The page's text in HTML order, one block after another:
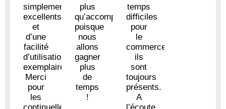
simplement
excellents
et
d’une
facilité
d’utilisation
exemplaire.
Merci
pour
les
plus
qu’accomplie
puisque
nous
allons
gagner
plus
de
temps
!
temps
difficiles
pour
le
commerce,
ils
sont
toujours
présents.
A